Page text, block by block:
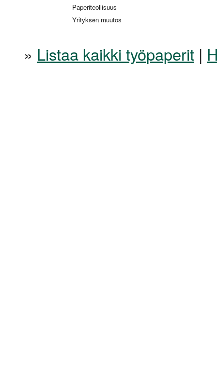
Paperiteollisuus
Yrityksen muutos
» Listaa kaikki työpaperit |